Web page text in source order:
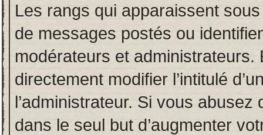
Les rangs qui apparaissent
de messages postés ou
modérateurs et
directement modifier l’intitulé
l’administrateur. Si vous
dans le seul but d’augmenter